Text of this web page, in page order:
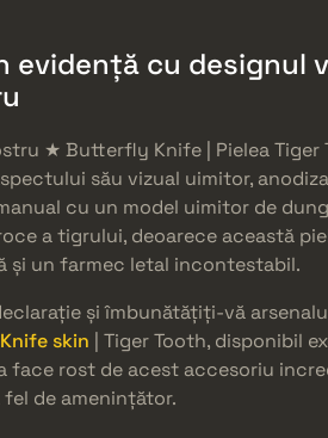
evidență cu designul
★ Butterfly Knife | Pielea Tiger
său vizual uimitor,
cu un model uimitor de
a tigrului, deoarece această
și un farmec letal incontestabil.
și îmbunătățiți-vă
skin | Tiger Tooth, disponibil
face rost de acest accesoriu
de amenințător.